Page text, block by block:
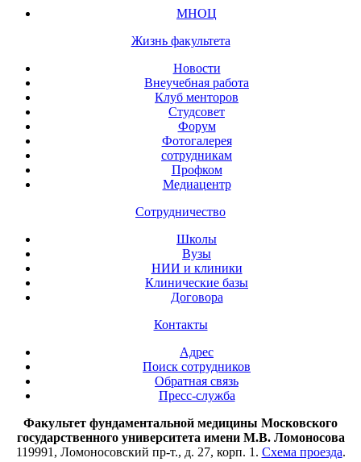
МНОЦ
Жизнь факультета
Новости
Внеучебная работа
Клуб менторов
Студсовет
Форум
Фотогалерея
сотрудникам
Профком
Медиацентр
Сотрудничество
Школы
Вузы
НИИ и клиники
Клинические базы
Договора
Контакты
Адрес
Поиск сотрудников
Обратная связь
Пресс-служба
Факультет фундаментальной медицины Московского
государственного университета имени М.В. Ломоносова
119991, Ломоносовский пр-т., д. 27, корп. 1. Схема проезда.